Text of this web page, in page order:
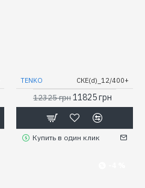
TENKO СКЕ(d)_12/400+
12325 грн11825 грн
Купить в один клик